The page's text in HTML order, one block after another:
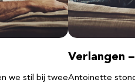
we stil bij twee
Verlangen
Antoinette